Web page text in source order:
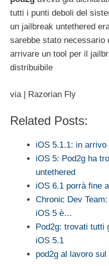
tutti i punti deboli del
un jailbreak untethered
sarebbe stato necessario
arrivare un tool per il
distribuibile
via | Razorian Fly
Related Posts:
iOS 5.1.1: in
iOS 5: Pod2g ha
untethered
iOS 6.1 porrà fine
Chronic Dev
iOS 5 è…
Pod2g: trovati tutti
iOS 5.1
pod2g al lavoro